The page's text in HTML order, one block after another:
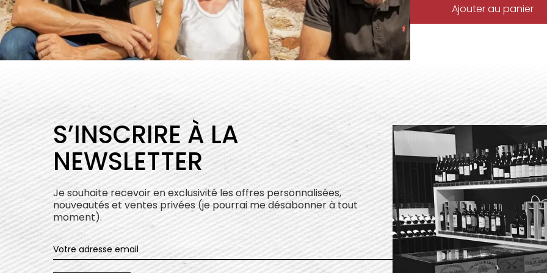
Ajouter au panier
S’INSCRIRE À LA
NEWSLETTER
Je souhaite recevoir en exclusivité les offres personnalisées,
nouveautés et ventes privées (je pourrai me désabonner à tout
moment).